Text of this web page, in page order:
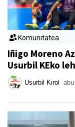
Komunitatea
Iñigo Moreno
Usurbil KEko
Usurbil Kirol